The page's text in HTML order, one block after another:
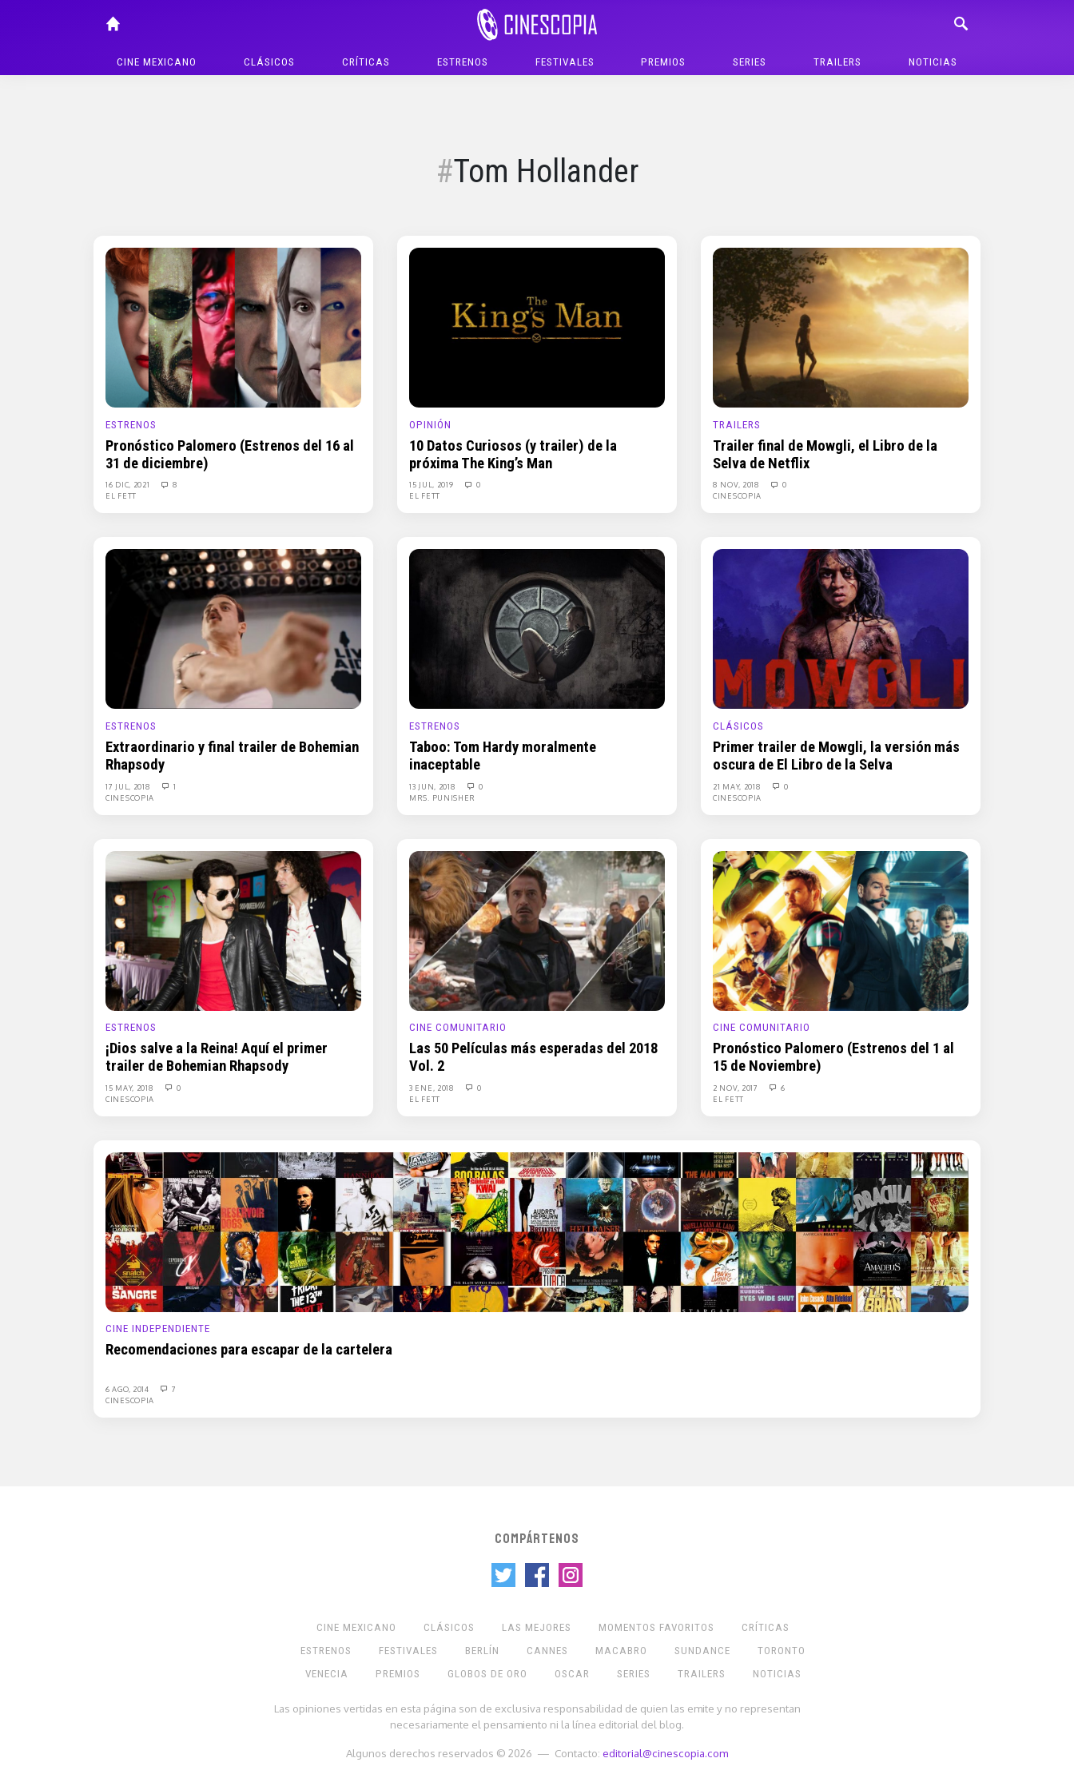
CINE MEXICANO CLÁSICOS CRÍTICAS ESTRENOS FESTIVALES PREMIOS SERIES TRAILERS NOTICIAS
Tom Hollander
ESTRENOS
Pronóstico Palomero (Estrenos del 16 al
31 de diciembre)
16 DIC, 2021
8
EL FETT
OPINIÓN
10 Datos Curiosos (y trailer) de la
próxima The King’s Man
15 JUL, 2019
0
EL FETT
TRAILERS
Trailer final de Mowgli, el Libro de la
Selva de Netflix
8 NOV, 2018
0
CINESCOPIA
ESTRENOS
Extraordinario y final trailer de Bohemian
Rhapsody
17 JUL, 2018
1
CINESCOPIA
ESTRENOS
Taboo: Tom Hardy moralmente
inaceptable
13 JUN, 2018
0
MRS. PUNISHER
CLÁSICOS
Primer trailer de Mowgli, la versión más
oscura de El Libro de la Selva
21 MAY, 2018
0
CINESCOPIA
ESTRENOS
¡Dios salve a la Reina! Aquí el primer
trailer de Bohemian Rhapsody
15 MAY, 2018
0
CINESCOPIA
CINE COMUNITARIO
Las 50 Películas más esperadas del 2018
Vol. 2
3 ENE, 2018
0
EL FETT
CINE COMUNITARIO
Pronóstico Palomero (Estrenos del 1 al
15 de Noviembre)
2 NOV, 2017
6
EL FETT
CINE INDEPENDIENTE
Recomendaciones para escapar de la cartelera
6 AGO, 2014
7
CINESCOPIA
COMPÁRTENOS
CINE MEXICANO CLÁSICOS LAS MEJORES MOMENTOS FAVORITOS
CRÍTICAS
ESTRENOS
FESTIVALES BERLÍN CANNES MACABRO SUNDANCE
TORONTO
VENECIA
PREMIOS GLOBOS DE ORO OSCAR SERIES TRAILERS NOTICIAS
Las opiniones vertidas en esta página son de exclusiva responsabilidad de quien las emite y no representan
necesariamente el pensamiento ni la línea editorial del blog.
Algunos derechos reservados © 2026 — Contacto: editorial@cinescopia.com